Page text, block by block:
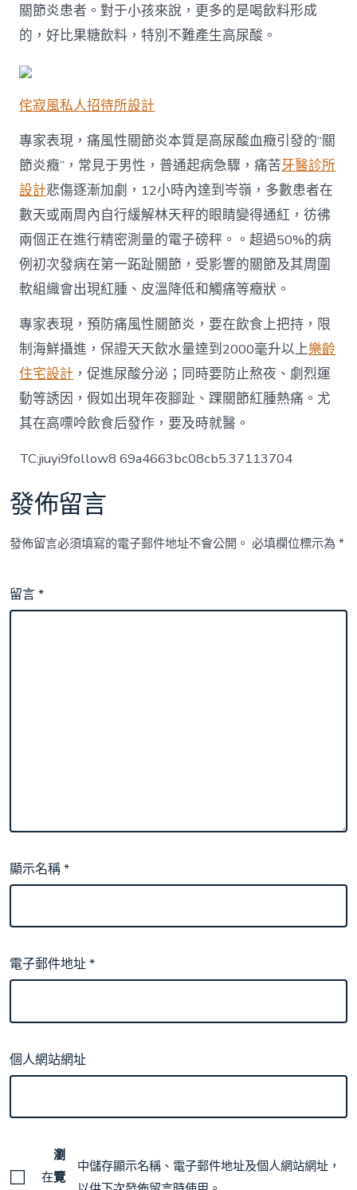
關節炎患者。對于小孩來說，更多的是喝飲料形成
的，好比果糖飲料，特別不難產生高尿酸。
侘寂風私人招待所設計
專家表現，痛風性關節炎本質是高尿酸血癥引發的“關
節炎癥”，常見于男性，普通起病急驟，痛苦牙醫診所
設計悲傷逐漸加劇，12小時內達到岑嶺，多數患者在
數天或兩周內自行緩解林天秤的眼睛變得通紅，彷彿
兩個正在進行精密測量的電子磅秤。。超過50%的病
例初次發病在第一跖趾關節，受影響的關節及其周圍
軟組織會出現紅腫、皮溫降低和觸痛等癥狀。
專家表現，預防痛風性關節炎，要在飲食上把持，限
制海鮮攝進，保證天天飲水量達到2000毫升以上樂齡
住宅設計 ，促進尿酸分泌；同時要防止熬夜、劇烈運
動等誘因，假如出現年夜腳趾、踝關節紅腫熱痛。尤
其在高嘌呤飲食后發作，要及時就醫。
TC:jiuyi9follow8 69a4663bc08cb5.37113704
發佈留言
發佈留言必須填寫的電子郵件地址不會公開。 必填欄位標示為*
留言*
顯示名稱*
電子郵件地址*
個人網站網址
在
瀏
覽
中儲存顯示名稱、電子郵件地址及個人網站網址，